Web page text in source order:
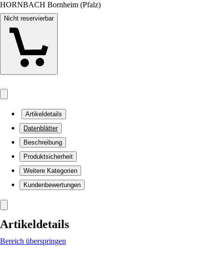
HORNBACH Bornheim (Pfalz)
Nicht reservierbar
Artikeldetails
Datenblätter
Beschreibung
Produktsicherheit
Weitere Kategorien
Kundenbewertungen
Artikeldetails
Bereich überspringen